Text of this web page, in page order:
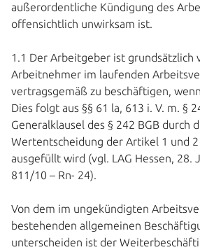
außerordentliche Kündigung des
offensichtlich unwirksam ist.
1.1 Der Arbeitgeber ist grundsätzlich
Arbeitnehmer im laufenden
vertragsgemäß zu beschäftigen,
Dies folgt aus §§ 61 la, 613 i. V. m. §
Generalklausel des § 242 BGB durch
Wertentscheidung der Artikel 1 und
ausgefüllt wird (vgl. LAG Hessen, 28.
811/10 – Rn- 24).
Von dem im ungekündigten
bestehenden allgemeinen
unterscheiden ist der